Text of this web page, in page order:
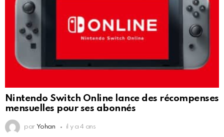
Nintendo Switch Online lance des récompenses
mensuelles pour ses abonnés
par Yohan il y a 4 ans